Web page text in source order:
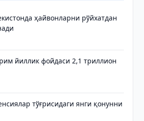
ҳайвонларни рўйхатдан
йиллик фойдаси 2,1 триллион
тўғрисидаги янги қонунни